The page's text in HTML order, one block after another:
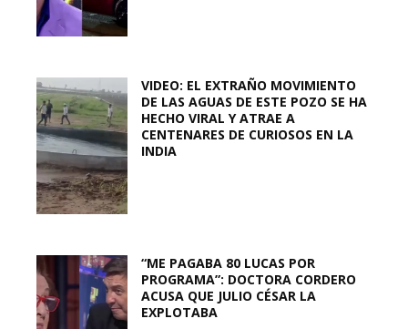
VIDEO: EL EXTRAÑO MOVIMIENTO
DE LAS AGUAS DE ESTE POZO SE HA
HECHO VIRAL Y ATRAE A
CENTENARES DE CURIOSOS EN LA
INDIA
“ME PAGABA 80 LUCAS POR
PROGRAMA”: DOCTORA CORDERO
ACUSA QUE JULIO CÉSAR LA
EXPLOTABA